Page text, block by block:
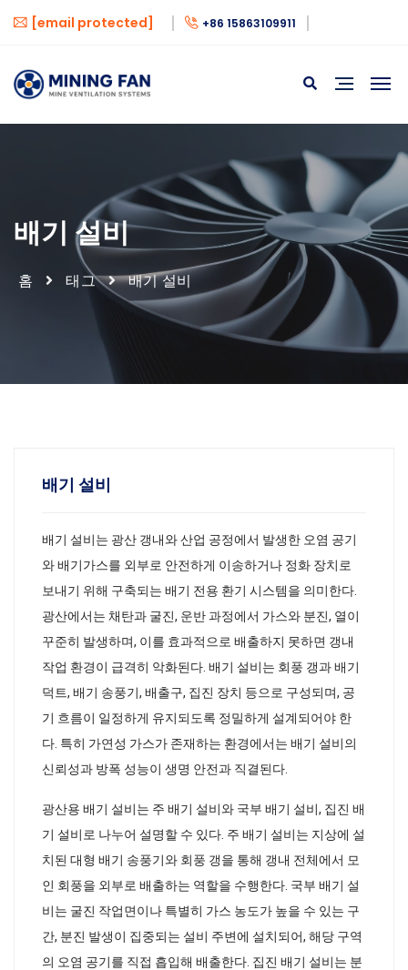
[email protected] +86 15863109911
배기 설비
홈 태그 배기 설비
배기 설비
배기 설비는 광산 갱내와 산업 공정에서 발생한 오염 공기
와 배기가스를 외부로 안전하게 이송하거나 정화 장치로
보내기 위해 구축되는 배기 전용 환기 시스템을 의미한다.
광산에서는 채탄과 굴진, 운반 과정에서 가스와 분진, 열이
꾸준히 발생하며, 이를 효과적으로 배출하지 못하면 갱내
작업 환경이 급격히 악화된다. 배기 설비는 회풍 갱과 배기
덕트, 배기 송풍기, 배출구, 집진 장치 등으로 구성되며, 공
기 흐름이 일정하게 유지되도록 정밀하게 설계되어야 한
다. 특히 가연성 가스가 존재하는 환경에서는 배기 설비의
신뢰성과 방폭 성능이 생명 안전과 직결된다.
광산용 배기 설비는 주 배기 설비와 국부 배기 설비, 집진 배
기 설비로 나누어 설명할 수 있다. 주 배기 설비는 지상에 설
치된 대형 배기 송풍기와 회풍 갱을 통해 갱내 전체에서 모
인 회풍을 외부로 배출하는 역할을 수행한다. 국부 배기 설
비는 굴진 작업면이나 특별히 가스 농도가 높을 수 있는 구
간, 분진 발생이 집중되는 설비 주변에 설치되어, 해당 구역
의 오염 공기를 직접 흡입해 배출한다. 집진 배기 설비는 분